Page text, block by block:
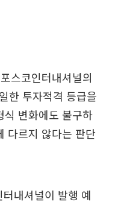
스코인터내셔널의
한 투자적격 등급을
식 변화에도 불구하
다르지 않다는 판단
내셔널이 발행 예